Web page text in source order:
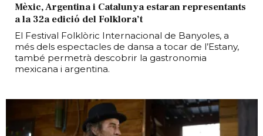
Mèxic, Argentina i Catalunya estaran representants
a la 32a edició del Folklora’t
El Festival Folklòric Internacional de Banyoles, a
més dels espectacles de dansa a tocar de l’Estany,
també permetrà descobrir la gastronomia
mexicana i argentina.